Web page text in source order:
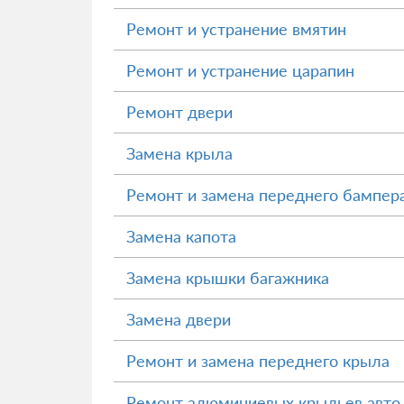
Ремонт и устранение вмятин
Ремонт и устранение царапин
Ремонт двери
Замена крыла
Ремонт и замена переднего
Замена капота
Замена крышки багажника
Замена двери
Ремонт и замена переднего крыла